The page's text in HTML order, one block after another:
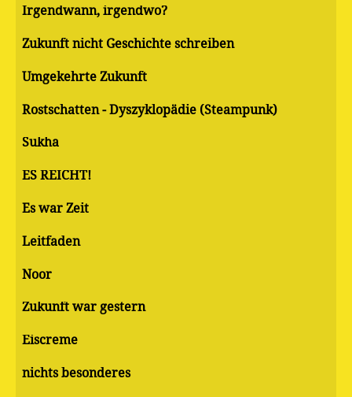
Irgendwann, irgendwo?
Zukunft nicht Geschichte schreiben
Umgekehrte Zukunft
Rostschatten - Dyszyklopädie (Steampunk)
Sukha
ES REICHT!
Es war Zeit
Leitfaden
Noor
Zukunft war gestern
Eiscreme
nichts besonderes